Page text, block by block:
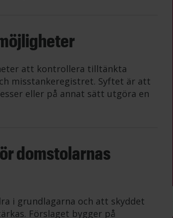
att kontrollera tilltänkta
misstankeregistret. Syftet är att
eller på annat sätt utgöra en
domstolarnas
i grundlagarna och att skyddet
Förslaget bygger på